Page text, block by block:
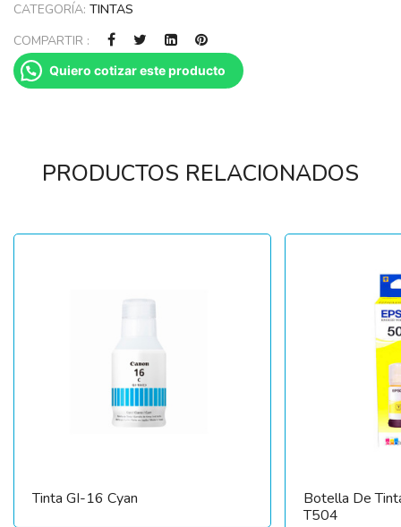
CATEGORÍA: TINTAS
COMPARTIR :
Quiero cotizar este producto
PRODUCTOS RELACIONADOS
Tinta GI-16 Cyan
Botella De
T504